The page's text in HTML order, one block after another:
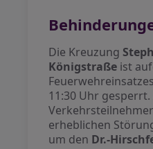
Die Kreuzung
Königstraße ist
11:30 Uhr
erheblichen
um den Dr.-